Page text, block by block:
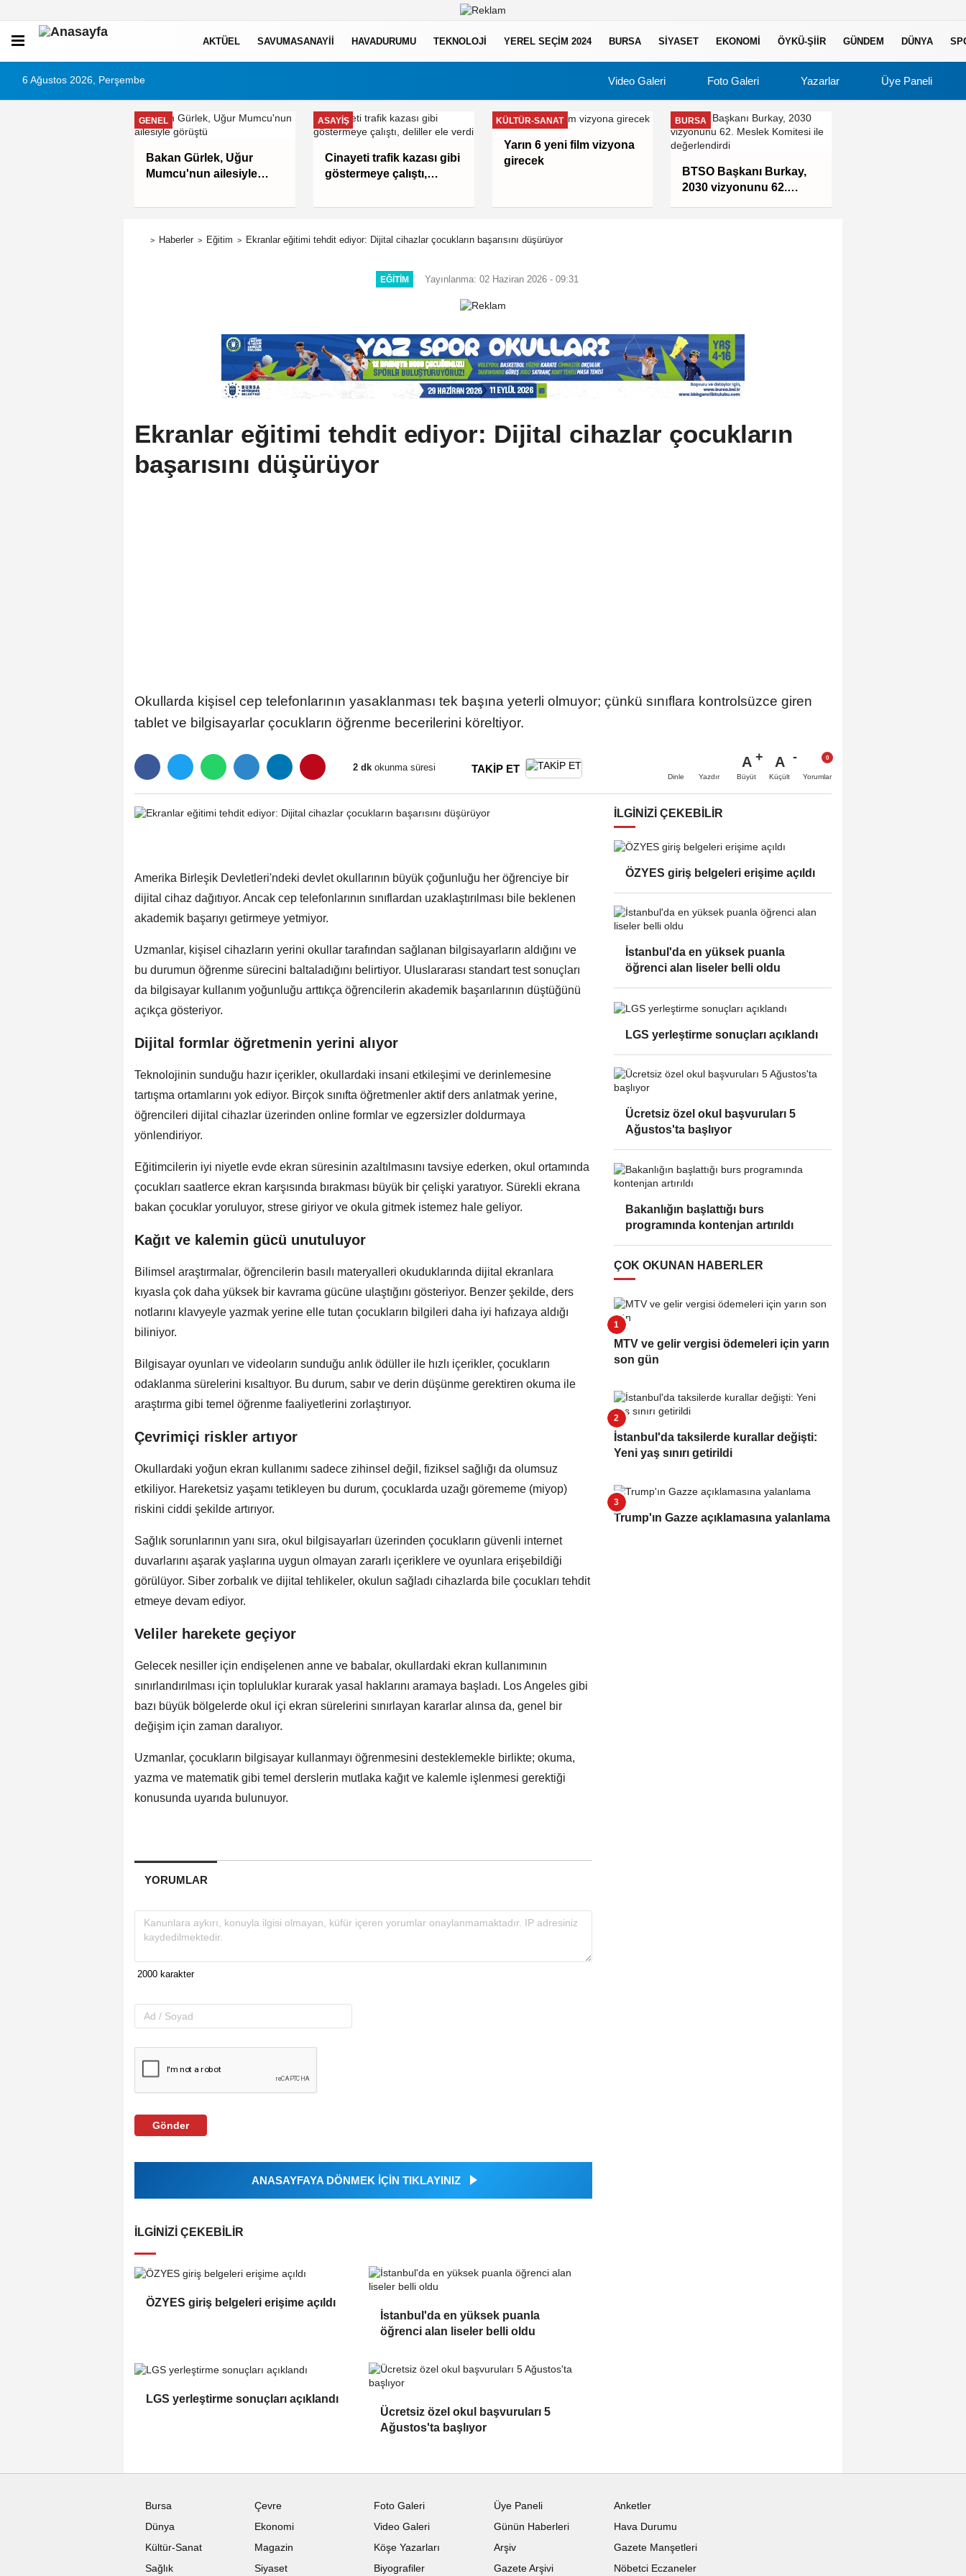
AKTÜEL SAVUMASANAYII HAVADURUMU TEKNOLOJI YEREL SEÇİM 2024 BURSA SIYASET EKONOMI ÖYKÜ-ŞIIR GÜNDEM DÜNYA
6 Ağustos 2026, Perşembe Video Galeri Foto Galeri Yazarlar Üye Paneli
GENEL
Bakan Gürlek, Uğur
Mumcu'nun ailesiyle
ASAYIŞ
Cinayeti trafik kazası gibi
göstermeye çalıştı,
KÜLTÜR-SANAT
Yarın 6 yeni film vizyona
girecek
BURSA
BTSO Başkanı Burkay,
2030 vizyonunu 62.
Haberler Eğitim Ekranlar eğitimi tehdit ediyor: Dijital cihazlar çocukların başarısını düşürüyor
EĞITIM Yayınlanma: 02 Haziran 2026 - 09:31
Ekranlar eğitimi tehdit ediyor: Dijital cihazlar çocukların
başarısını düşürüyor
Okullarda kişisel cep telefonlarının yasaklanması tek başına yeterli olmuyor; çünkü sınıflara kontrolsüzce giren
tablet ve bilgisayarlar çocukların öğrenme becerilerini köreltiyor.
2 dk okunma süresi TAKİP ET
Dinle Yazdır
A
Büyüt
A
Küçült Yorumlar
Amerika Birleşik Devletleri'ndeki devlet okullarının büyük çoğunluğu her öğrenciye bir
dijital cihaz dağıtıyor. Ancak cep telefonlarının sınıflardan uzaklaştırılması bile beklenen
akademik başarıyı getirmeye yetmiyor.
Uzmanlar, kişisel cihazların yerini okullar tarafından sağlanan bilgisayarların aldığını ve
bu durumun öğrenme sürecini baltaladığını belirtiyor. Uluslararası standart test sonuçları
da bilgisayar kullanım yoğunluğu arttıkça öğrencilerin akademik başarılarının düştüğünü
açıkça gösteriyor.
Dijital formlar öğretmenin yerini alıyor
Teknolojinin sunduğu hazır içerikler, okullardaki insani etkileşimi ve derinlemesine
tartışma ortamlarını yok ediyor. Birçok sınıfta öğretmenler aktif ders anlatmak yerine,
öğrencileri dijital cihazlar üzerinden online formlar ve egzersizler doldurmaya
yönlendiriyor.
Eğitimcilerin iyi niyetle evde ekran süresinin azaltılmasını tavsiye ederken, okul ortamında
çocukları saatlerce ekran karşısında bırakması büyük bir çelişki yaratıyor. Sürekli ekrana
bakan çocuklar yoruluyor, strese giriyor ve okula gitmek istemez hale geliyor.
Kağıt ve kalemin gücü unutuluyor
Bilimsel araştırmalar, öğrencilerin basılı materyalleri okuduklarında dijital ekranlara
kıyasla çok daha yüksek bir kavrama gücüne ulaştığını gösteriyor. Benzer şekilde, ders
notlarını klavyeyle yazmak yerine elle tutan çocukların bilgileri daha iyi hafızaya aldığı
biliniyor.
Bilgisayar oyunları ve videoların sunduğu anlık ödüller ile hızlı içerikler, çocukların
odaklanma sürelerini kısaltıyor. Bu durum, sabır ve derin düşünme gerektiren okuma ile
araştırma gibi temel öğrenme faaliyetlerini zorlaştırıyor.
Çevrimiçi riskler artıyor
Okullardaki yoğun ekran kullanımı sadece zihinsel değil, fiziksel sağlığı da olumsuz
etkiliyor. Hareketsiz yaşamı tetikleyen bu durum, çocuklarda uzağı görememe (miyop)
riskini ciddi şekilde artırıyor.
Sağlık sorunlarının yanı sıra, okul bilgisayarları üzerinden çocukların güvenli internet
duvarlarını aşarak yaşlarına uygun olmayan zararlı içeriklere ve oyunlara erişebildiği
görülüyor. Siber zorbalık ve dijital tehlikeler, okulun sağladı cihazlarda bile çocukları tehdit
etmeye devam ediyor.
Veliler harekete geçiyor
Gelecek nesiller için endişelenen anne ve babalar, okullardaki ekran kullanımının
sınırlandırılması için topluluklar kurarak yasal haklarını aramaya başladı. Los Angeles gibi
bazı büyük bölgelerde okul içi ekran sürelerini sınırlayan kararlar alınsa da, genel bir
değişim için zaman daralıyor.
Uzmanlar, çocukların bilgisayar kullanmayı öğrenmesini desteklemekle birlikte; okuma,
yazma ve matematik gibi temel derslerin mutlaka kağıt ve kalemle işlenmesi gerektiği
konusunda uyarıda bulunuyor.
YORUMLAR
Gönder
ANASAYFAYA DÖNMEK İÇİN TIKLAYINIZ
İLGINIZI ÇEKEBILIR
ÖZYES giriş belgeleri erişime açıldı
İstanbul'da en yüksek puanla
öğrenci alan liseler belli oldu
LGS yerleştirme sonuçları açıklandı
Ücretsiz özel okul başvuruları 5
Ağustos'ta başlıyor
İLGINIZI ÇEKEBILIR
ÖZYES giriş belgeleri erişime açıldı
İstanbul'da en yüksek puanla
öğrenci alan liseler belli oldu
LGS yerleştirme sonuçları açıklandı
Ücretsiz özel okul başvuruları 5
Ağustos'ta başlıyor
Bakanlığın başlattığı burs
programında kontenjan artırıldı
ÇOK OKUNAN HABERLER
MTV ve gelir vergisi ödemeleri için yarın
son gün
İstanbul'da taksilerde kurallar değişti:
Yeni yaş sınırı getirildi
Trump'ın Gazze açıklamasına yalanlama
Bursa
Çevre
Dünya
Ekonomi
Kültür-Sanat
Magazin
Sağlık
Siyaset
Foto Galeri
Video Galeri
Köşe Yazarları
Biyografiler
Üye Paneli
Günün Haberleri
Arşiv
Gazete Arşivi
Anketler
Hava Durumu
Gazete Manşetleri
Nöbetci Eczaneler